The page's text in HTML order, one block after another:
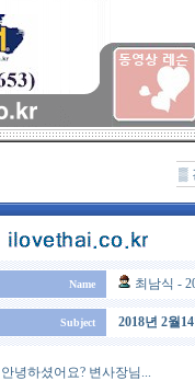
▒
Name 최남식 -
Subject 2018년 2월
안녕하셨어요? 변사장님...